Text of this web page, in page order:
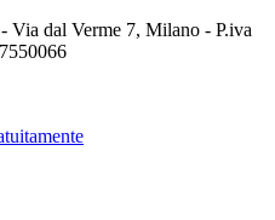
dal Verme 7, Milano - P.iva